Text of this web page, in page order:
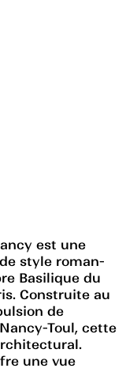
est une
style roman-
Basilique du
Construite au
de
Toul, cette
une vue